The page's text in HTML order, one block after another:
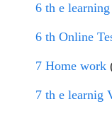
6 th e
6 th Online
7 Home work
7 th e learnig